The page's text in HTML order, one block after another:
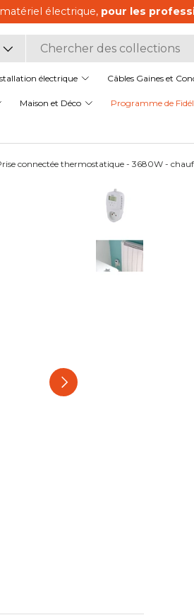
électrique, pour les
électrique Câbles Gaines et
Maison et Déco Programme de
connectée thermostatique - 3680W -
Suivant
Charger